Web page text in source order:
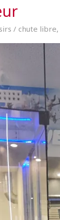
/ chute libre,